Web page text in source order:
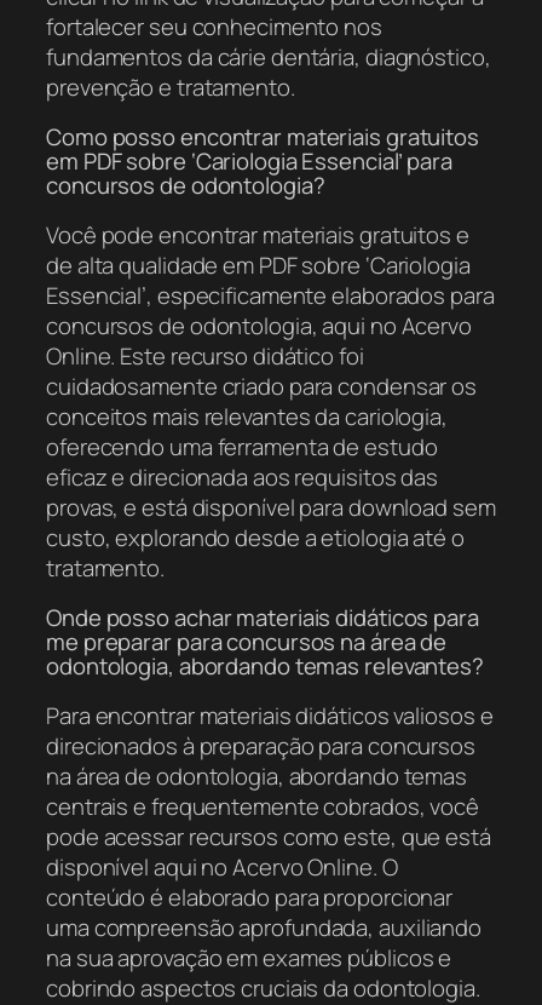
fortalecer seu conhecimento nos
fundamentos da cárie dentária, diagnóstico,
prevenção e tratamento.
Como posso encontrar materiais gratuitos
em PDF sobre ‘Cariologia Essencial’ para
concursos de odontologia?
Você pode encontrar materiais gratuitos e
de alta qualidade em PDF sobre ‘Cariologia
Essencial’, especificamente elaborados para
concursos de odontologia, aqui no Acervo
Online. Este recurso didático foi
cuidadosamente criado para condensar os
conceitos mais relevantes da cariologia,
oferecendo uma ferramenta de estudo
eficaz e direcionada aos requisitos das
provas, e está disponível para download sem
custo, explorando desde a etiologia até o
tratamento.
Onde posso achar materiais didáticos para
me preparar para concursos na área de
odontologia, abordando temas relevantes?
Para encontrar materiais didáticos valiosos e
direcionados à preparação para concursos
na área de odontologia, abordando temas
centrais e frequentemente cobrados, você
pode acessar recursos como este, que está
disponível aqui no Acervo Online. O
conteúdo é elaborado para proporcionar
uma compreensão aprofundada, auxiliando
na sua aprovação em exames públicos e
cobrindo aspectos cruciais da odontologia.